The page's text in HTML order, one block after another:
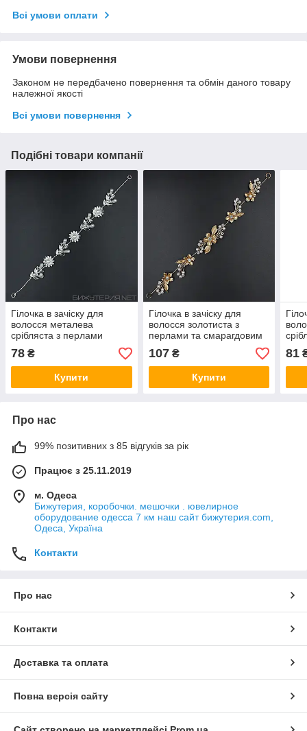
Всі умови оплати
Умови повернення
Законом не передбачено повернення та обмін даного товару
належної якості
Всі умови повернення
Подібні товари компанії
Гілочка в зачіску для
волосся металева
срібляста з перлами
ромашка пелюстки 28 см
із двома неведимками
78 ₴
Купити
Гілочка в зачіску для
волосся золотиста з
перлами та смарагдовим
камінням квіточки 28 см із
двома неведимками
107₴
Купити
із
81
Про нас
99% позитивних з 85 відгуків за рік
Працює з 25.11.2019
м. Одеса
Бижутерия, коробочки. мешочки . ювелирное
оборудование одесса 7 км наш сайт бижутерия.com,
Одеса, Україна
Контакти
Про нас
Контакти
Доставка та оплата
Повна версія сайту